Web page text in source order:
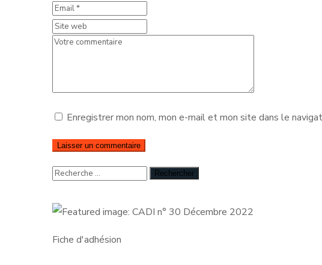
Enregistrer mon nom, mon e-mail et mon site dans le
Fiche d'adhésion